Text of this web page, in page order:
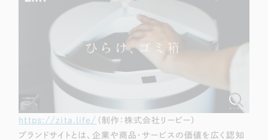
マーケティングDX支援
Webサイト制作
採用サイト制作
ECサイト制作
LP（ランディングページ）
キャンペーン・プロモーションサイト （12件）
ブランディング（ロゴ・印刷物） （90件）
その他 （1件）
オプションサービス
お客様インタビュー
https://zita.life/ （制作：株式会社リーピー）
ブランドサイトとは、企業や商品・サービスの価値を広く認知